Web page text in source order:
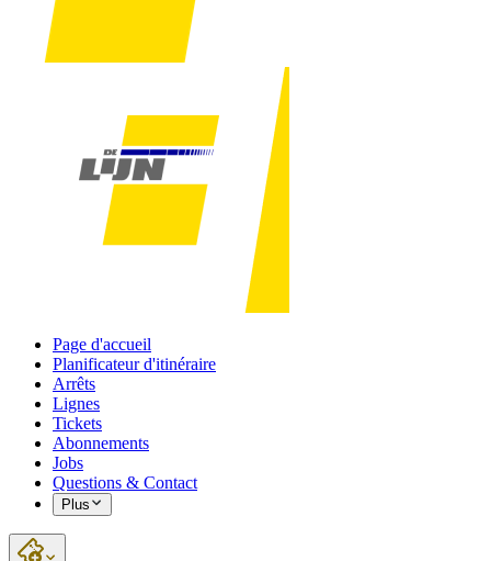
Page d'accueil
Planificateur d'itinéraire
Arrêts
Lignes
Tickets
Abonnements
Jobs
Questions & Contact
Plus